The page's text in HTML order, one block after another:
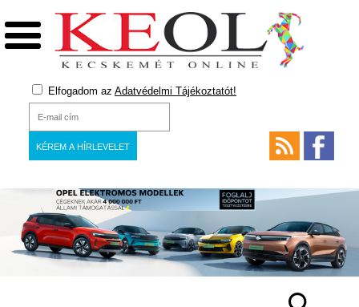
Elfogadom az Adatvédelmi Tájékoztatót!